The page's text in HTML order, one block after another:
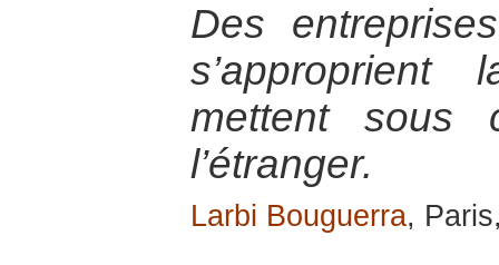
Des
mettent sous
l’étranger.
Larbi Bouguerra,